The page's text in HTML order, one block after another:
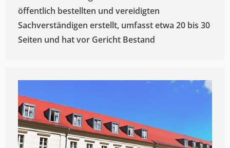
öffentlich bestellten und vereidigten
Sachverständigen erstellt, umfasst etwa 20 bis 30
Seiten und hat vor Gericht Bestand